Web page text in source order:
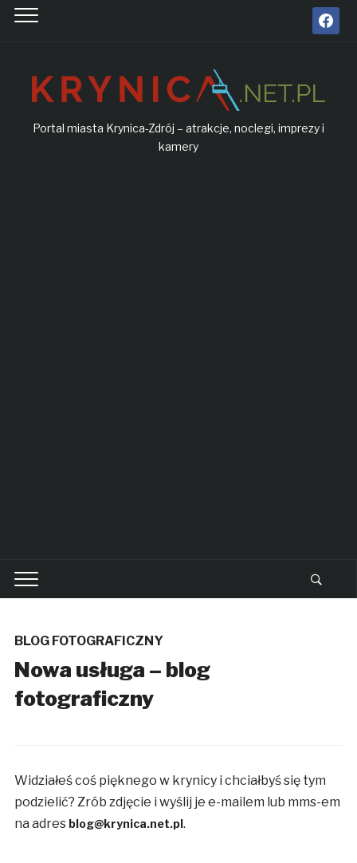
facebook
Portal miasta Krynica-Zdrój – atrakcje, noclegi, imprezy i
kamery
BLOG FOTOGRAFICZNY
Nowa usługa – blog
fotograficzny
Widziałeś coś pięknego w krynicy i chciałbyś się tym
podzielić? Zrób zdjęcie i wyślij je e-mailem lub mms-em
na adres blog@krynica.net.pl.